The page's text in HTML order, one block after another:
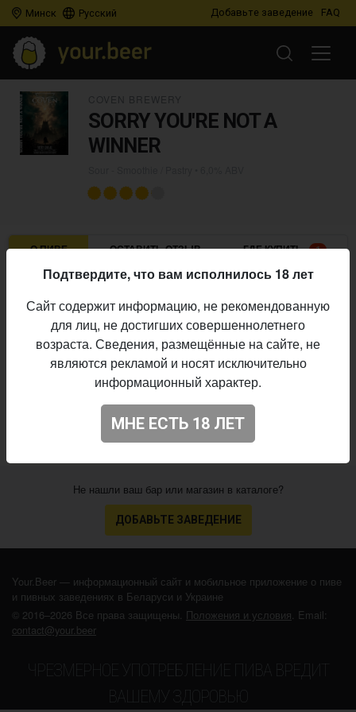
Минск Русский Добавьте заведение FAQ
SORRY YOU'RE NOT A
WINNER
О ПИВЕ ОСТАВИТЬ ОТЗЫВ ГДЕ КУПИТЬ 1
Стиль:
Sour - Smoothie / Pastry
Алкоголь:
6,0%
выпуска:
25.10.2025
4.093
Не нашли ваш бар или магазин в каталоге?
ДОБАВЬТЕ ЗАВЕДЕНИЕ
Your.Beer — информационный сайт и мобильное приложение о пиве
и пивных заведениях в Беларуси и Украине
© 2016–2026 Все права защищены. Положения и условия. Email:
contact@your.beer
ЧРЕЗМЕРНОЕ УПОТРЕБЛЕНИЕ ПИВА ВРЕДИТ
ВАШЕМУ ЗДОРОВЬЮ
Подтвердите, что вам исполнилось 18 лет
Сайт содержит информацию, не рекомендованную
для лиц, не достигших совершеннолетнего
возраста. Сведения, размещённые на сайте, не
являются рекламой и носят исключительно
информационный характер.
МНЕ ЕСТЬ 18 ЛЕТ